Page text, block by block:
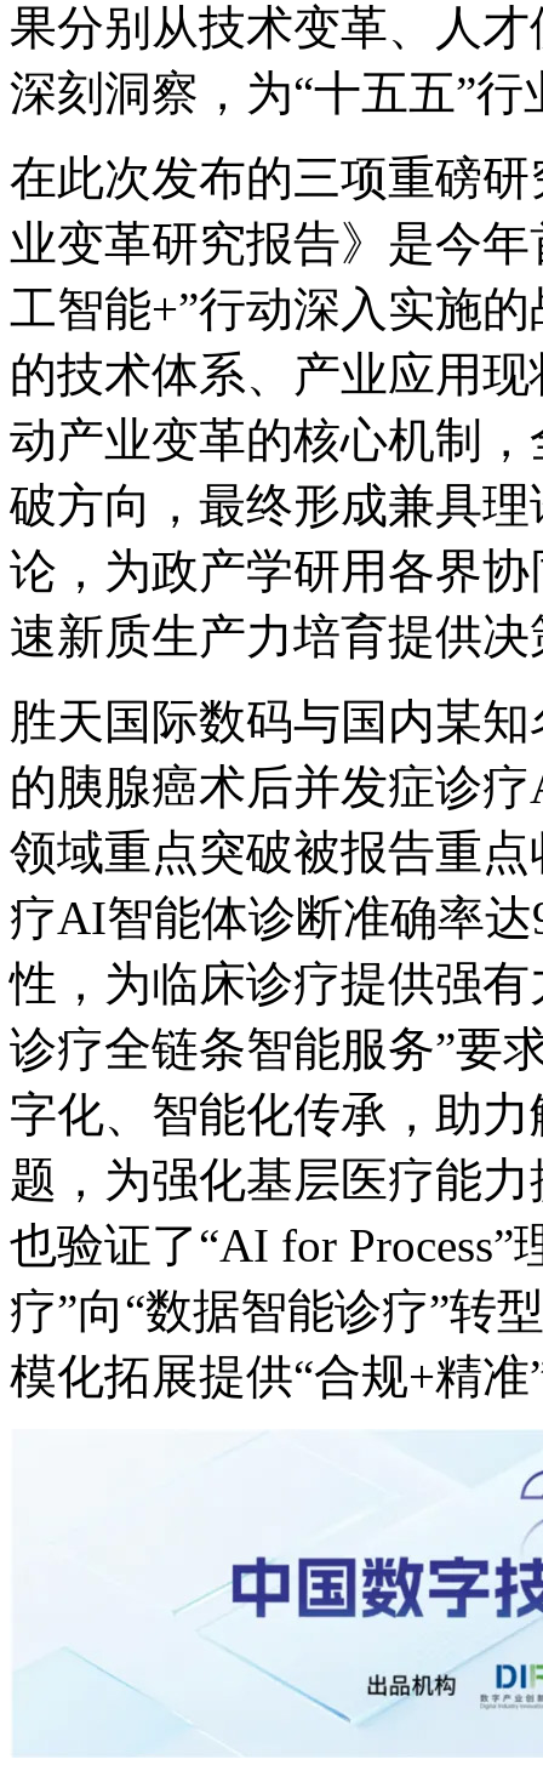
果分别从技术变革、人
深刻洞察，为“十五五
在此次发布的三项重磅研
业变革研究报告》是今
工智能+”行动深入实施的
的技术体系、产业应用
动产业变革的核心机制
破方向，最终形成兼
论，为政产学研用各界
速新质生产力培育提供
胜天国际数码与国内某
的胰腺癌术后并发症诊疗
领域重点突破被报告重点
疗AI智能体诊断准确率达
性，为临床诊疗提供强有
诊疗全链条智能服务”要
字化、智能化传承
题，为强化基层医疗能
也验证了“AI for Process”
疗”向“数据智能诊疗”转型
模化拓展提供“合规+精